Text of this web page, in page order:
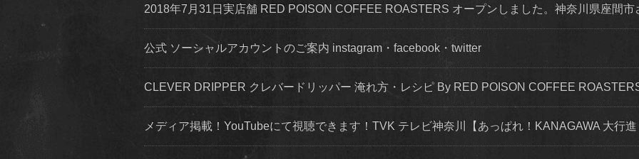
2018年7月31日実店舗 RED POISON COFFEE ROASTERS オープンしました。神奈川県座間市
公式 ソーシャルアカウントのご案内 instagram・facebook・twitter
CLEVER DRIPPER クレバードリッパー 淹れ方・レシピ By RED POISON COFFEE
メディア掲載！YouTubeにて視聴できます！TVK テレビ神奈川【あっぱれ！KANAGAWA 大行